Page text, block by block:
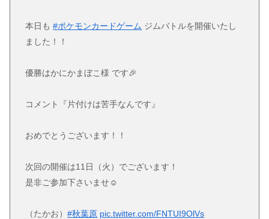
本日も#ポケモンカードゲーム ジムバトルを開催いたし
ました！！
優勝はかにかまぼこ様 です🎉
コメント『片付けは苦手なんです』
おめでとうございます！！
次回の開催は11日（火）でございます！
是非ご参加下さいませ☺
（たかお）#秋葉原 pic.twitter.com/FNTUI9OlVs